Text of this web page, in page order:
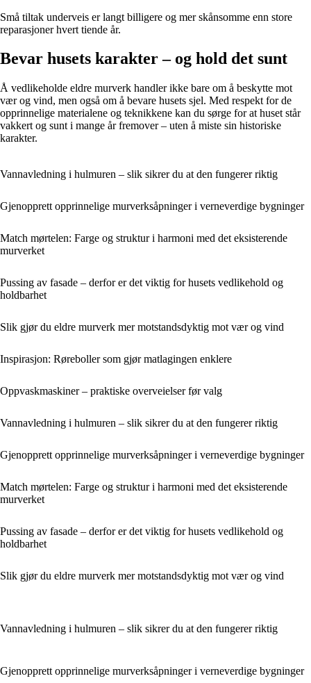
Små tiltak underveis er langt billigere og mer skånsomme enn store
reparasjoner hvert tiende år.
Bevar husets karakter – og hold det sunt
Å vedlikeholde eldre murverk handler ikke bare om å beskytte mot
vær og vind, men også om å bevare husets sjel. Med respekt for de
opprinnelige materialene og teknikkene kan du sørge for at huset står
vakkert og sunt i mange år fremover – uten å miste sin historiske
karakter.
Vannavledning i hulmuren – slik sikrer du at den fungerer riktig
Gjenopprett opprinnelige murverksåpninger i verneverdige bygninger
Match mørtelen: Farge og struktur i harmoni med det eksisterende
murverket
Pussing av fasade – derfor er det viktig for husets vedlikehold og
holdbarhet
Slik gjør du eldre murverk mer motstandsdyktig mot vær og vind
Inspirasjon: Røreboller som gjør matlagingen enklere
Oppvaskmaskiner – praktiske overveielser før valg
Vannavledning i hulmuren – slik sikrer du at den fungerer riktig
Gjenopprett opprinnelige murverksåpninger i verneverdige bygninger
Match mørtelen: Farge og struktur i harmoni med det eksisterende
murverket
Pussing av fasade – derfor er det viktig for husets vedlikehold og
holdbarhet
Slik gjør du eldre murverk mer motstandsdyktig mot vær og vind
Vannavledning i hulmuren – slik sikrer du at den fungerer riktig
Gjenopprett opprinnelige murverksåpninger i verneverdige bygninger